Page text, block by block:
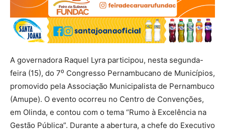
A governadora Raquel Lyra participou, nesta segunda-
feira (15), do 7⁰ Congresso Pernambucano de Municípios,
promovido pela Associação Municipalista de Pernambuco
(Amupe). O evento ocorreu no Centro de Convenções,
em Olinda, e contou com o tema “Rumo à Excelência na
Gestão Pública”. Durante a abertura, a chefe do Executivo